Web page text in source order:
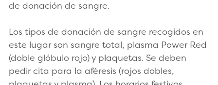
de donación de sangre.
Los tipos de donación de sangre recogidos en
este lugar son sangre total, plasma Power Red
(doble glóbulo rojo) y plaquetas. Se deben
pedir cita para la aféresis (rojos dobles,